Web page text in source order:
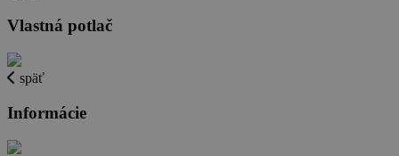
Vlastná potlač
späť
Informácie